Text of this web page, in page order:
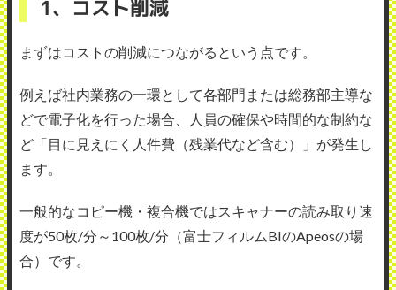
1、コスト削減
まずはコストの削減につながるという点です。
例えば社内業務の一環として各部門または総務部主導な
どで電子化を行った場合、人員の確保や時間的な制約な
ど「目に見えにく人件費（残業代など含む）」が発生し
ます。
一般的なコピー機・複合機ではスキャナーの読み取り速
度が50枚/分～100枚/分（富士フィルムBIのApeosの場
合）です。